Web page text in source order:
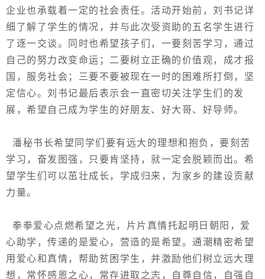
企业也承载着一定的社会责任。活动开始前，刘书记详
细了解了学生的情况，并与此次受资助的五名学生进行
了逐一交谈。同时也希望孩子们，一要刻苦学习，通过
自己的努力改变命运 ； 二要树立正确的价值观，成才报
国，服务社会；三要不要被现在一时的困难所打倒 ，坚
定信心。刘书记最后表示会一直密切关注学生们 的发
展，希望自己成为学生的好朋友、好大哥、好导师。
潘秘书长希望同学们要有远大的理想和抱负，要刻苦
学习，奋发图强，只要肯坚持，就一定会脱颖而出。希
望学生们可以茁壮成长，学成归来，为家乡的建设贡献
力量。
拳拳爱心点燃希望之光，片片真情托起明日朝阳， 爱
心助学，传递的是爱心，营造的是希望。通潮精密希望
用爱心和真情，帮助贫困学生，并激励他们树立远大理
想，常怀感恩之心，常存进取之志，自尊自信，自强自